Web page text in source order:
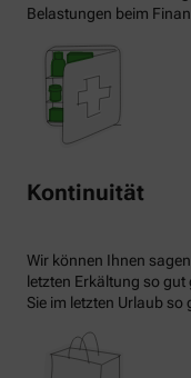
Belastungen beim
Kontinuität
Wir können Ihnen
letzten Erkältung so
Sie im letzten Urlaub so